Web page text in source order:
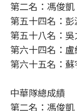
第二名：馮俊凱
第五十四名：彭
第五十八名：
第六十四名：盧
第六十五名：蘇
中華隊總成績
第二名：馮俊凱